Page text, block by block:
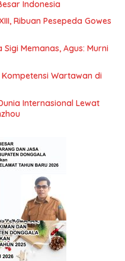
Indonesia
Ribuan Pesepeda Gowes
Memanas, Agus: Murni
Wartawan di
Internasional Lewat